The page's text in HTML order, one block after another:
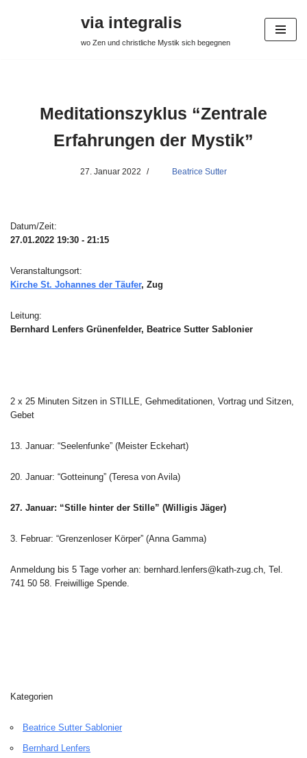
via integralis
wo Zen und christliche Mystik sich begegnen
Meditationszyklus “Zentrale
Erfahrungen der Mystik”
27. Januar 2022 Beatrice Sutter
Datum/Zeit:
27.01.2022 19:30 - 21:15
Veranstaltungsort:
Kirche St. Johannes der Täufer, Zug
Leitung:
Bernhard Lenfers Grünenfelder, Beatrice Sutter Sablonier
2 x 25 Minuten Sitzen in STILLE, Gehmeditationen, Vortrag und Sitzen,
Gebet
13. Januar: “Seelenfunke” (Meister Eckehart)
20. Januar: “Gotteinung” (Teresa von Avila)
27. Januar: “Stille hinter der Stille” (Willigis Jäger)
3. Februar: “Grenzenloser Körper” (Anna Gamma)
Anmeldung bis 5 Tage vorher an: bernhard.lenfers@kath-zug.ch, Tel.
741 50 58. Freiwillige Spende.
Kategorien
Beatrice Sutter Sablonier
Bernhard Lenfers